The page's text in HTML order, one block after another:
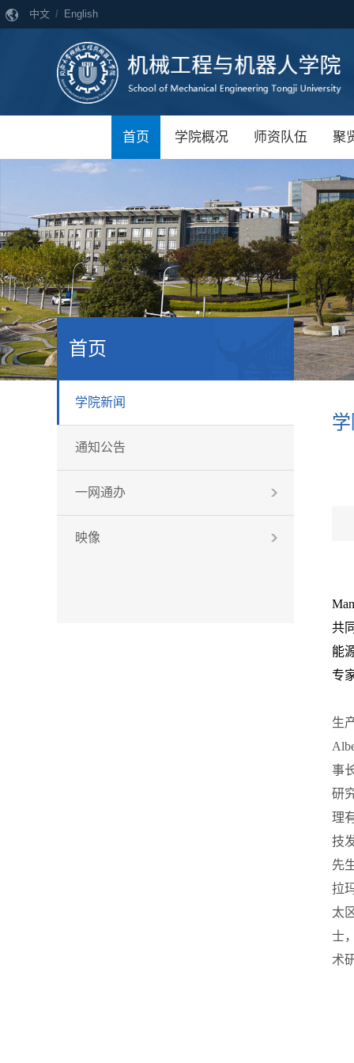
中文 / English
首页 学院概况 师资队伍 聚
首页
学院新闻
通知公告
一网通办
映像
共
能
专
生
事
研
理
技
先
拉
太
士
术